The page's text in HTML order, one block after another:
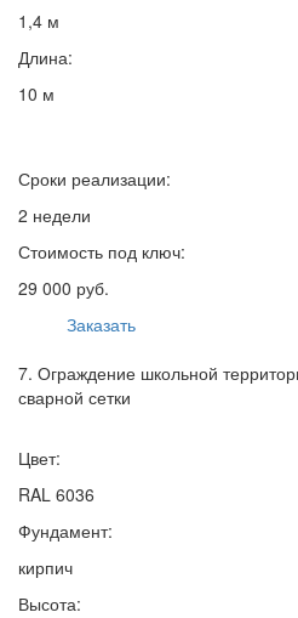
1,4 м
Длина:
10 м
Сроки реализации:
2 недели
Стоимость под ключ:
29 000 руб.
Заказать
7. Ограждение школьной
сварной сетки
Цвет:
RAL 6036
Фундамент:
кирпич
Высота: